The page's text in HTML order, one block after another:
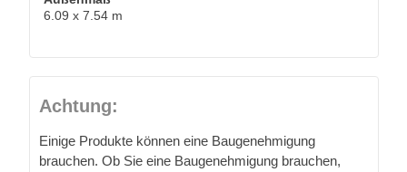
6.09 x 7.54 m
Achtung:
Einige Produkte können eine Baugenehmigung
brauchen. Ob Sie eine Baugenehmigung brauchen,